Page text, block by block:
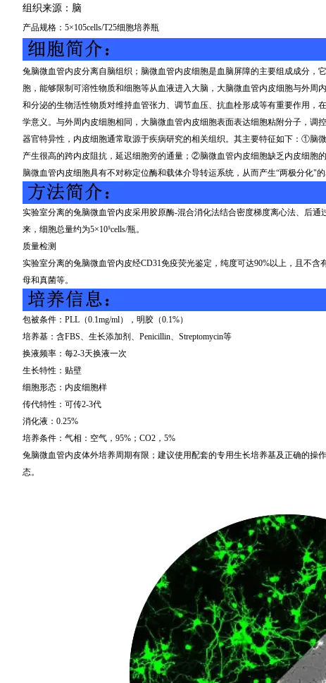
组织来源： 脑
产品规格： 5×105cells/T25细胞培养瓶
兔脑微血管内皮分离自脑组织；脑微血管内皮细胞是血脑屏障的主要组成成分，
胞，能够限制可溶性物质和细胞等从血液进入大脑，大脑微血管内皮细胞与外周
和分泌的生物活性物质对维持血管张力、调节血压、抗血栓形成等有重要作用，
学意义。与外周内皮细胞相同，大脑微血管内皮细胞表面表达细胞粘附分子，调
器官特异性，内皮细胞通常取源于疾病研究的相关组织。其主要特征如下：①脑
产生很高的跨内皮阻抗，延迟细胞旁的通量；②脑微血管内皮细胞缺乏内皮细胞
脑微血管内皮细胞具有不对称定位酶和载体介导转运系统，从而产生“两极分化"的
实验室分离的兔脑微血管内皮采用胶原酶-混合消化法结合密度梯度离心法、后通
来，细胞总量约为5×10⁵cells/瓶。
质量检测
实验室分离的兔脑微血管内皮经CD31免疫荧光鉴定，纯度可达90%以上，且不含
母和真菌等。
包被条件： PLL （0.1mg/ml），明胶（0.1%）
培养基：含FBS、生长添加剂、 Penicillin、 Streptomycin等
换液频率：每2-3天换液一次
生长特性：贴壁
细胞形态：内皮细胞样
传代特性：可传2-3代
消化液： 0.25%
培养条件：气相：空气， 95% ； CO2 ， 5%
兔脑微血管内皮体外培养周期有限；建议使用配套的专用生长培养基及正确的操
态。